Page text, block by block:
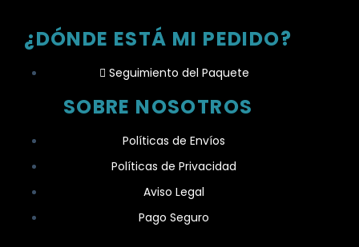
¿DÓNDE ESTÁ MI PEDIDO?
Seguimiento del Paquete
SOBRE NOSOTROS
Políticas de Envíos
Políticas de Privacidad
Aviso Legal
Pago Seguro